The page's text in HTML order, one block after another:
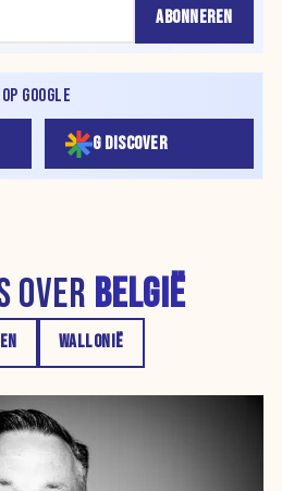
ABONNEREN
GOOGLE
G DISCOVER
OVER BELGIË
WALLONIË